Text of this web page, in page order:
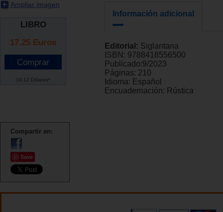
Ampliar imagen
LIBRO
17.25 Euros
19.12 Dólares*
Compartir en:
Save
Información adicional
Editorial: Siglantana
ISBN: 9788418556500
Publicado:9/2023
Páginas: 210
Idioma: Español
Encuadernación: Rústica